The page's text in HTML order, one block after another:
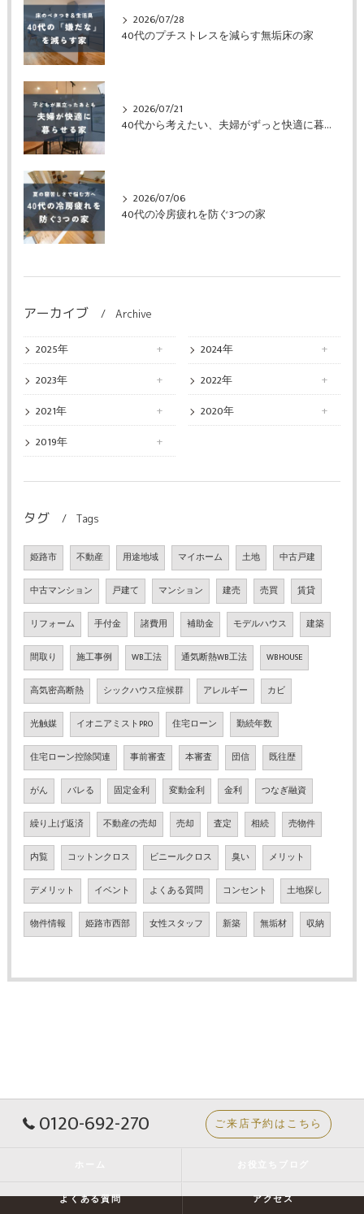
2026/07/28
40代のプチストレスを減らす無垢床の家
2026/07/21
40代から考えたい、夫婦がずっと快適に暮らせる家
2026/07/06
40代の冷房疲れを防ぐ3つの家
アーカイブ Archive
2025年
2024年
2023年
2022年
2021年
2020年
2019年
タグ Tags
姫路市 不動産 用途地域 マイホーム 土地 中古戸建
中古マンション 戸建て マンション 建売 売買 賃貸
リフォーム 手付金 諸費用 補助金 モデルハウス 建築
間取り 施工事例 WB工法 通気断熱WB工法 WBHOUSE
高気密高断熱 シックハウス症候群 アレルギー カビ
光触媒 イオニアミストPRO 住宅ローン 勤続年数
住宅ローン控除関連 事前審査 本審査 団信 既往歴
がん バレる 固定金利 変動金利 金利 つなぎ融資
繰り上げ返済 不動産の売却 売却 査定 相続 売物件
内覧 コットンクロス ビニールクロス 臭い メリット
デメリット イベント よくある質問 コンセント 土地探し
物件情報 姫路市西部 女性スタッフ 新築 無垢材 収納
0120-692-270 ご来店予約はこちら
よくある質問 アクセス